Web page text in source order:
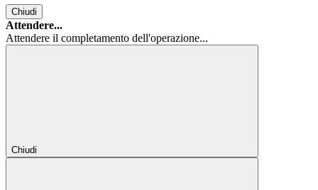
Chiudi
Attendere...
Attendere il completamento dell'operazione...
Chiudi